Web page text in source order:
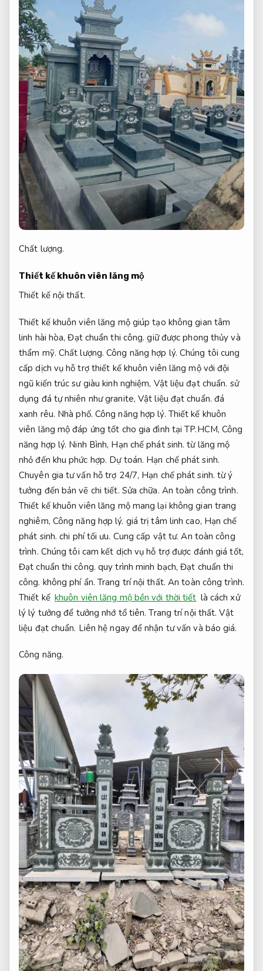
Chất lượng.
Thiết kế khuôn viên lăng mộ
Thiết kế nội thất.
Thiết kế khuôn viên lăng mộ giúp tạo không gian tâm
linh hài hòa,Đạt chuẩn thi công. giữ được phong thủy và
thẩm mỹ. Chất lượng. Công năng hợp lý. Chúng tôi cung
cấp dịch vụ hỗ trợ thiết kế khuôn viên lăng mộ với đội
ngũ kiến trúc sư giàu kinh nghiệm, Vật liệu đạt chuẩn. sử
dụng đá tự nhiên như granite, Vật liệu đạt chuẩn. đá
xanh rêu. Nhà phố. Công năng hợp lý. Thiết kế khuôn
viên lăng mộ đáp ứng tốt cho gia đình tại TP.HCM,Công
năng hợp lý. Ninh Bình, Hạn chế phát sinh. từ lăng mộ
nhỏ đến khu phức hợp. Dự toán. Hạn chế phát sinh.
Chuyên gia tư vấn hỗ trợ 24/7, Hạn chế phát sinh. từ ý
tưởng đến bản vẽ chi tiết. Sửa chữa. An toàn công trình.
Thiết kế khuôn viên lăng mộ mang lại không gian trang
nghiêm, Công năng hợp lý. giá trị tâm linh cao, Hạn chế
phát sinh. chi phí tối ưu. Cung cấp vật tư. An toàn công
trình. Chúng tôi cam kết dịch vụ hỗ trợ được đánh giá tốt,
Đạt chuẩn thi công. quy trình minh bạch,Đạt chuẩn thi
công. không phí ẩn. Trang trí nội thất. An toàn công trình.
Thiết kế khuôn viên lăng mộ bền với thời tiết là cách xử
lý lý tưởng để tưởng nhớ tổ tiên.Trang trí nội thất. Vật
liệu đạt chuẩn. Liên hệ ngay để nhận tư vấn và báo giá.
Công năng.